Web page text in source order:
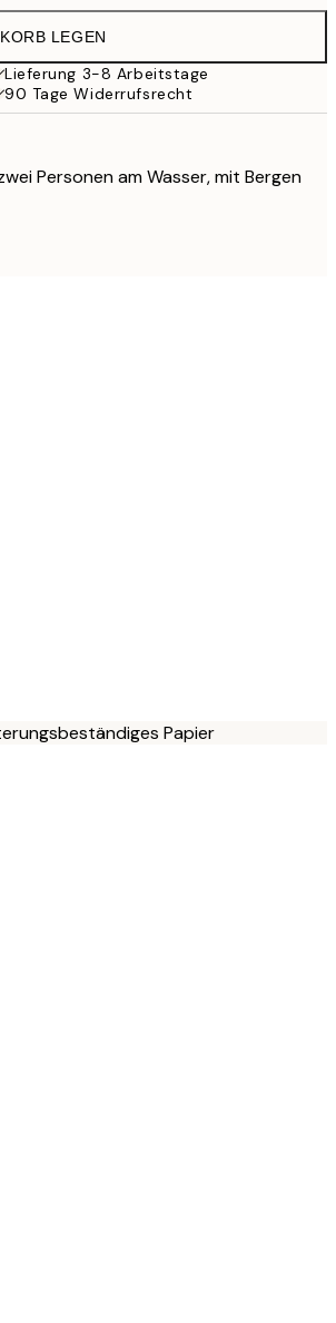
LEGEN
Lieferung 3-8 Arbeitstage
90 Tage Widerrufsrecht
Personen am Wasser, mit Bergen
Papier